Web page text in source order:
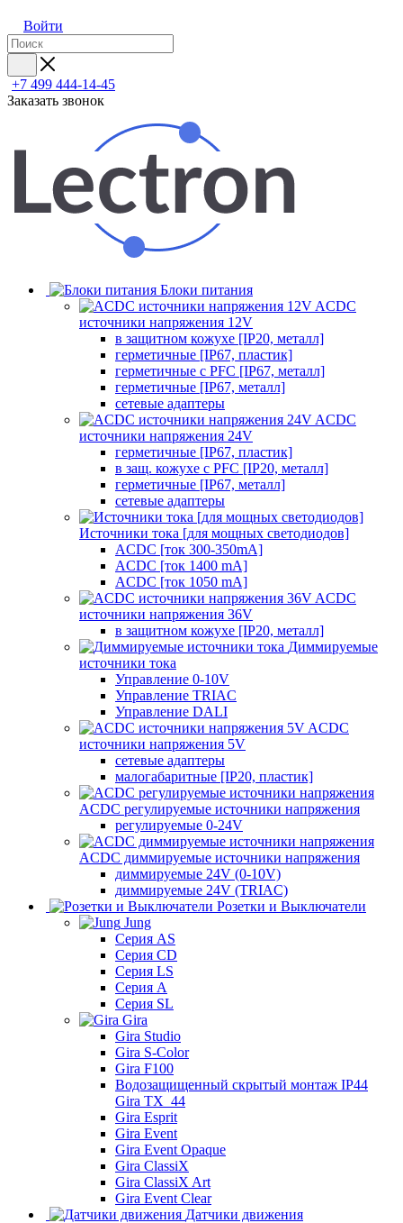
Войти
+7 499 444-14-45
Заказать звонок
Блоки питания
ACDC
источники напряжения 12V
в защитном кожухе [IP20, металл]
герметичные [IP67, пластик]
герметичные с PFC [IP67, металл]
герметичные [IP67, металл]
сетевые адаптеры
ACDC
источники напряжения 24V
герметичные [IP67, пластик]
в защ. кожухе с PFC [IP20, металл]
герметичные [IP67, металл]
сетевые адаптеры
Источники тока [для мощных светодиодов]
ACDC [ток 300-350mA]
ACDC [ток 1400 mA]
ACDC [ток 1050 mA]
ACDC
источники напряжения 36V
в защитном кожухе [IP20, металл]
Диммируемые
источники тока
Управление 0-10V
Управление TRIAC
Управление DALI
ACDC
источники напряжения 5V
сетевые адаптеры
малогабаритные [IP20, пластик]
ACDC регулируемые источники напряжения
регулируемые 0-24V
ACDC диммируемые источники напряжения
диммируемые 24V (0-10V)
диммируемые 24V (TRIAC)
Розетки и Выключатели
Jung
Серия AS
Серия CD
Серия LS
Серия A
Серия SL
Gira
Gira Studio
Gira S-Color
Gira F100
Водозащищенный скрытый монтаж IP44
Gira TX_44
Gira Esprit
Gira Event
Gira Event Opaque
Gira ClassiX
Gira ClassiX Art
Gira Event Clear
Датчики движения